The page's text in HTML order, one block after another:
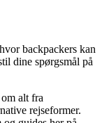
backpackers kan
dine spørgsmål på
alt fra
rejseformer.